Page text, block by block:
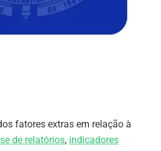
fatores extras em relação à
de relatórios, indicadores